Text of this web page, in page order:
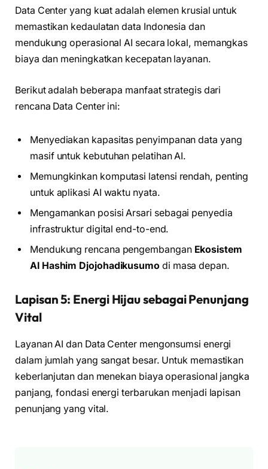
Data Center yang kuat adalah elemen krusial untuk
memastikan kedaulatan data Indonesia dan
mendukung operasional AI secara lokal, memangkas
biaya dan meningkatkan kecepatan layanan.
Berikut adalah beberapa manfaat strategis dari
rencana Data Center ini:
Menyediakan kapasitas penyimpanan data yang
masif untuk kebutuhan pelatihan AI.
Memungkinkan komputasi latensi rendah, penting
untuk aplikasi AI waktu nyata.
Mengamankan posisi Arsari sebagai penyedia
infrastruktur digital end-to-end.
Mendukung rencana pengembangan Ekosistem
AI Hashim Djojohadikusumo di masa depan.
Lapisan 5: Energi Hijau sebagai Penunjang
Vital
Layanan AI dan Data Center mengonsumsi energi
dalam jumlah yang sangat besar. Untuk memastikan
keberlanjutan dan menekan biaya operasional jangka
panjang, fondasi energi terbarukan menjadi lapisan
penunjang yang vital.